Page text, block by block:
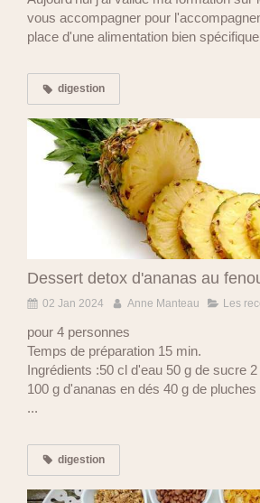
vous accompagner pour
place d'une alimentation bien
digestion
Dessert detox d'ananas au
02 Jan 2024 Anne Manteau Les
pour 4 personnes
Temps de préparation 15 min.
Ingrédients :50 cl d'eau 50 g de sucre
100 g d'ananas en dés 40 g de pluches
...
digestion